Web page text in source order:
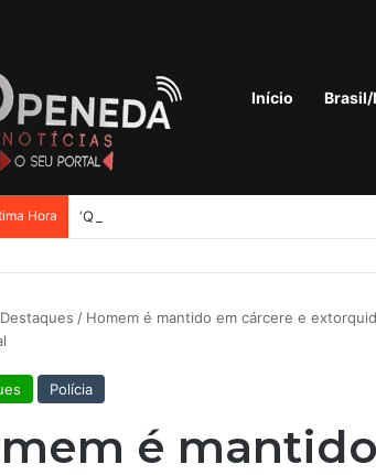
Início
Hora
Destaques / Homem é mantido em cárcere e
Polícia
é